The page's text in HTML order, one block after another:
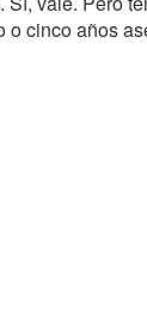
o cinco años